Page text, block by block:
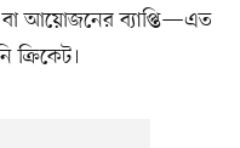
আয়োজনের ব্যাপ্তি—এত